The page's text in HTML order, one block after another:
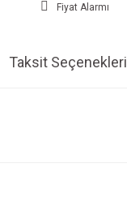
Fiyat Alarmı
Taksit Seçenekleri